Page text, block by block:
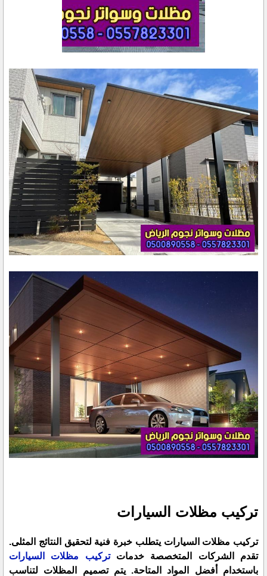
تركيب مظلات السيارات
تركيب مظلات السيارات يتطلب خبرة فنية لتحقيق النتائج المثلى.
تقدم الشركات المتخصصة خدماتتركيب مظلات السيارات
باستخدام أفضل المواد المتاحة. يتم تصميم المظلات لتناسب